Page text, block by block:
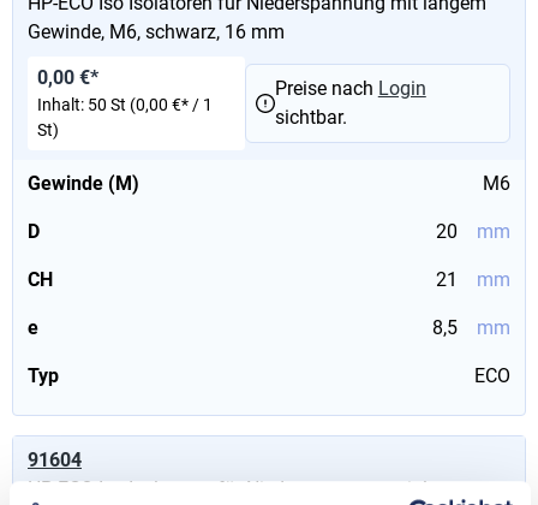
Gewinde, M6, schwarz, 16 mm
Gewinde (M) M6
D 20 mm
CH 21 mm
e 8,5 mm
Typ ECO
0,00 €*
Inhalt: 50 St (0,00 €* / 1
St)
Preise nach Login
sichtbar.
91604
HP-ECO Iso Isolatoren für Niederspannung mit langem